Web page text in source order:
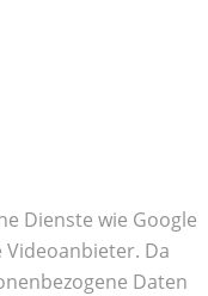
Dienste wie Google
Da
Daten